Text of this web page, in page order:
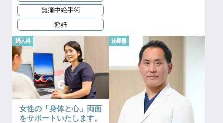
無痛中絶手術
避妊
婦人科
女性の「身体と心」両面
をサポートいたします。
泌尿器